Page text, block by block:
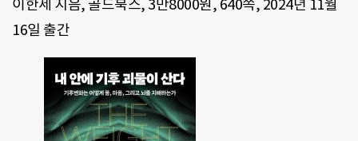
이한세 지음, 골드북스, 3만8000원, 640쪽, 2024년 11월
16일 출간